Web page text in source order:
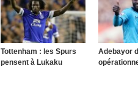
Tottenham : les Spurs
pensent à Lukaku
Adebayor